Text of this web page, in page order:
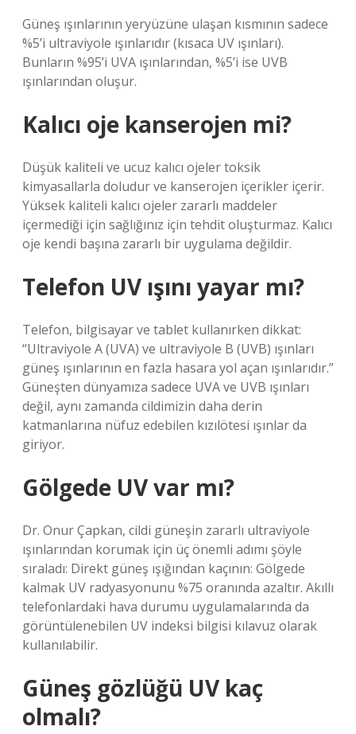
Güneş ışınlarının yeryüzüne ulaşan kısmının sadece
%5’i ultraviyole ışınlarıdır (kısaca UV ışınları).
Bunların %95’i UVA ışınlarından, %5’i ise UVB
ışınlarından oluşur.
Kalıcı oje kanserojen mi?
Düşük kaliteli ve ucuz kalıcı ojeler toksik
kimyasallarla doludur ve kanserojen içerikler içerir.
Yüksek kaliteli kalıcı ojeler zararlı maddeler
içermediği için sağlığınız için tehdit oluşturmaz. Kalıcı
oje kendi başına zararlı bir uygulama değildir.
Telefon UV ışını yayar mı?
Telefon, bilgisayar ve tablet kullanırken dikkat:
“Ultraviyole A (UVA) ve ultraviyole B (UVB) ışınları
güneş ışınlarının en fazla hasara yol açan ışınlarıdır.”
Güneşten dünyamıza sadece UVA ve UVB ışınları
değil, aynı zamanda cildimizin daha derin
katmanlarına nüfuz edebilen kızılötesi ışınlar da
giriyor.
Gölgede UV var mı?
Dr. Onur Çapkan, cildi güneşin zararlı ultraviyole
ışınlarından korumak için üç önemli adımı şöyle
sıraladı: Direkt güneş ışığından kaçının: Gölgede
kalmak UV radyasyonunu %75 oranında azaltır. Akıllı
telefonlardaki hava durumu uygulamalarında da
görüntülenebilen UV indeksi bilgisi kılavuz olarak
kullanılabilir.
Güneş gözlüğü UV kaç
olmalı?